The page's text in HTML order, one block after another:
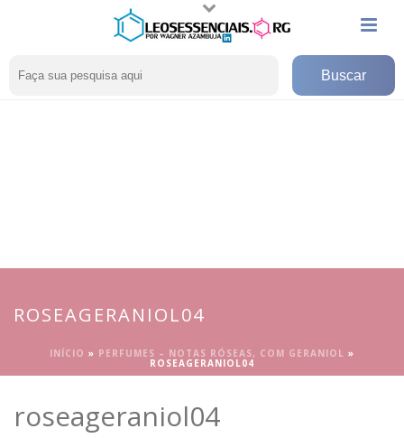
ROSEAGERANIOL04
INÍCIO » PERFUMES – NOTAS RÓSEAS, COM GERANIOL »
ROSEAGERANIOL04
roseageraniol04